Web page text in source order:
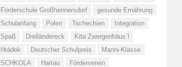
Förderschule Großhennersdorf
gesunde Ernährung
Schulanfang
Polen Tschechien
Integration
Spaß
Dreiländereck
Kita Zwergenhäus´l
Hrádek
Deutscher Schulpreis
Manni-Klasse
SCHKOLA
Hartau
Förderverein